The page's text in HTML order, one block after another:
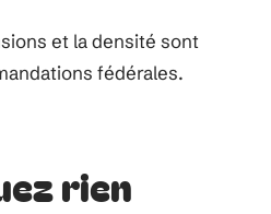
et la densité sont
fédérales.
rien